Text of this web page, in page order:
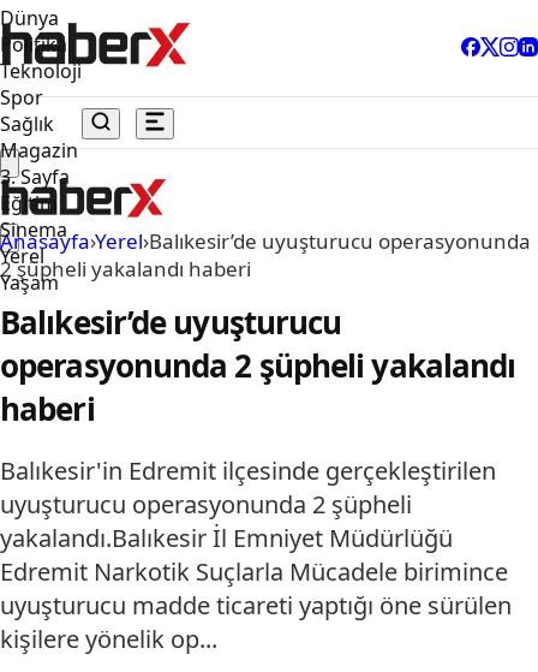
Dünya
Politika
Teknoloji
Spor
Sağlık
Magazin
3. Sayfa
Eğitim
Sinema
Yerel
Yaşam
Anasayfa›Yerel›Balıkesir’de uyuşturucu operasyonunda
2 şüpheli yakalandı haberi
Balıkesir’de uyuşturucu
operasyonunda 2 şüpheli yakalandı
haberi
Balıkesir'in Edremit ilçesinde gerçekleştirilen
uyuşturucu operasyonunda 2 şüpheli
yakalandı.Balıkesir İl Emniyet Müdürlüğü
Edremit Narkotik Suçlarla Mücadele birimince
uyuşturucu madde ticareti yaptığı öne sürülen
kişilere yönelik op...